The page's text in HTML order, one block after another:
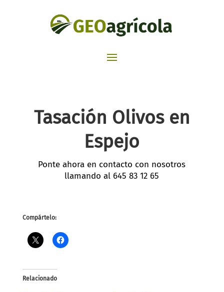
Tasación Olivos en
Espejo
Ponte ahora en contacto con nosotros
llamando al 645 83 12 65
Compártelo:
Relacionado